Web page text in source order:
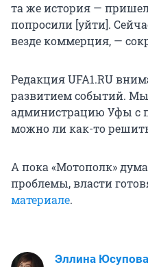
та же история —
попросили [уйти].
везде коммерция, —
Редакция UFA1.RU
развитием событий.
администрацию Уфы с
можно ли как-то
А пока «Мотополк»
проблемы, власти
материале.
Эллина Юсупова